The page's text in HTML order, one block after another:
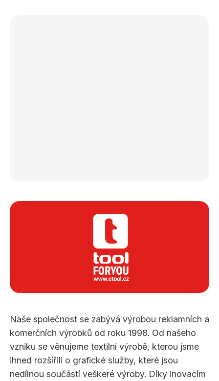
Naše společnost se zabývá výrobou reklamních a
komerčních výrobků od roku 1998. Od našeho
vzniku se věnujeme textilní výrobě, kterou jsme
ihned rozšířili o grafické služby, které jsou
nedílnou součástí veškeré výroby. Díky inovacím